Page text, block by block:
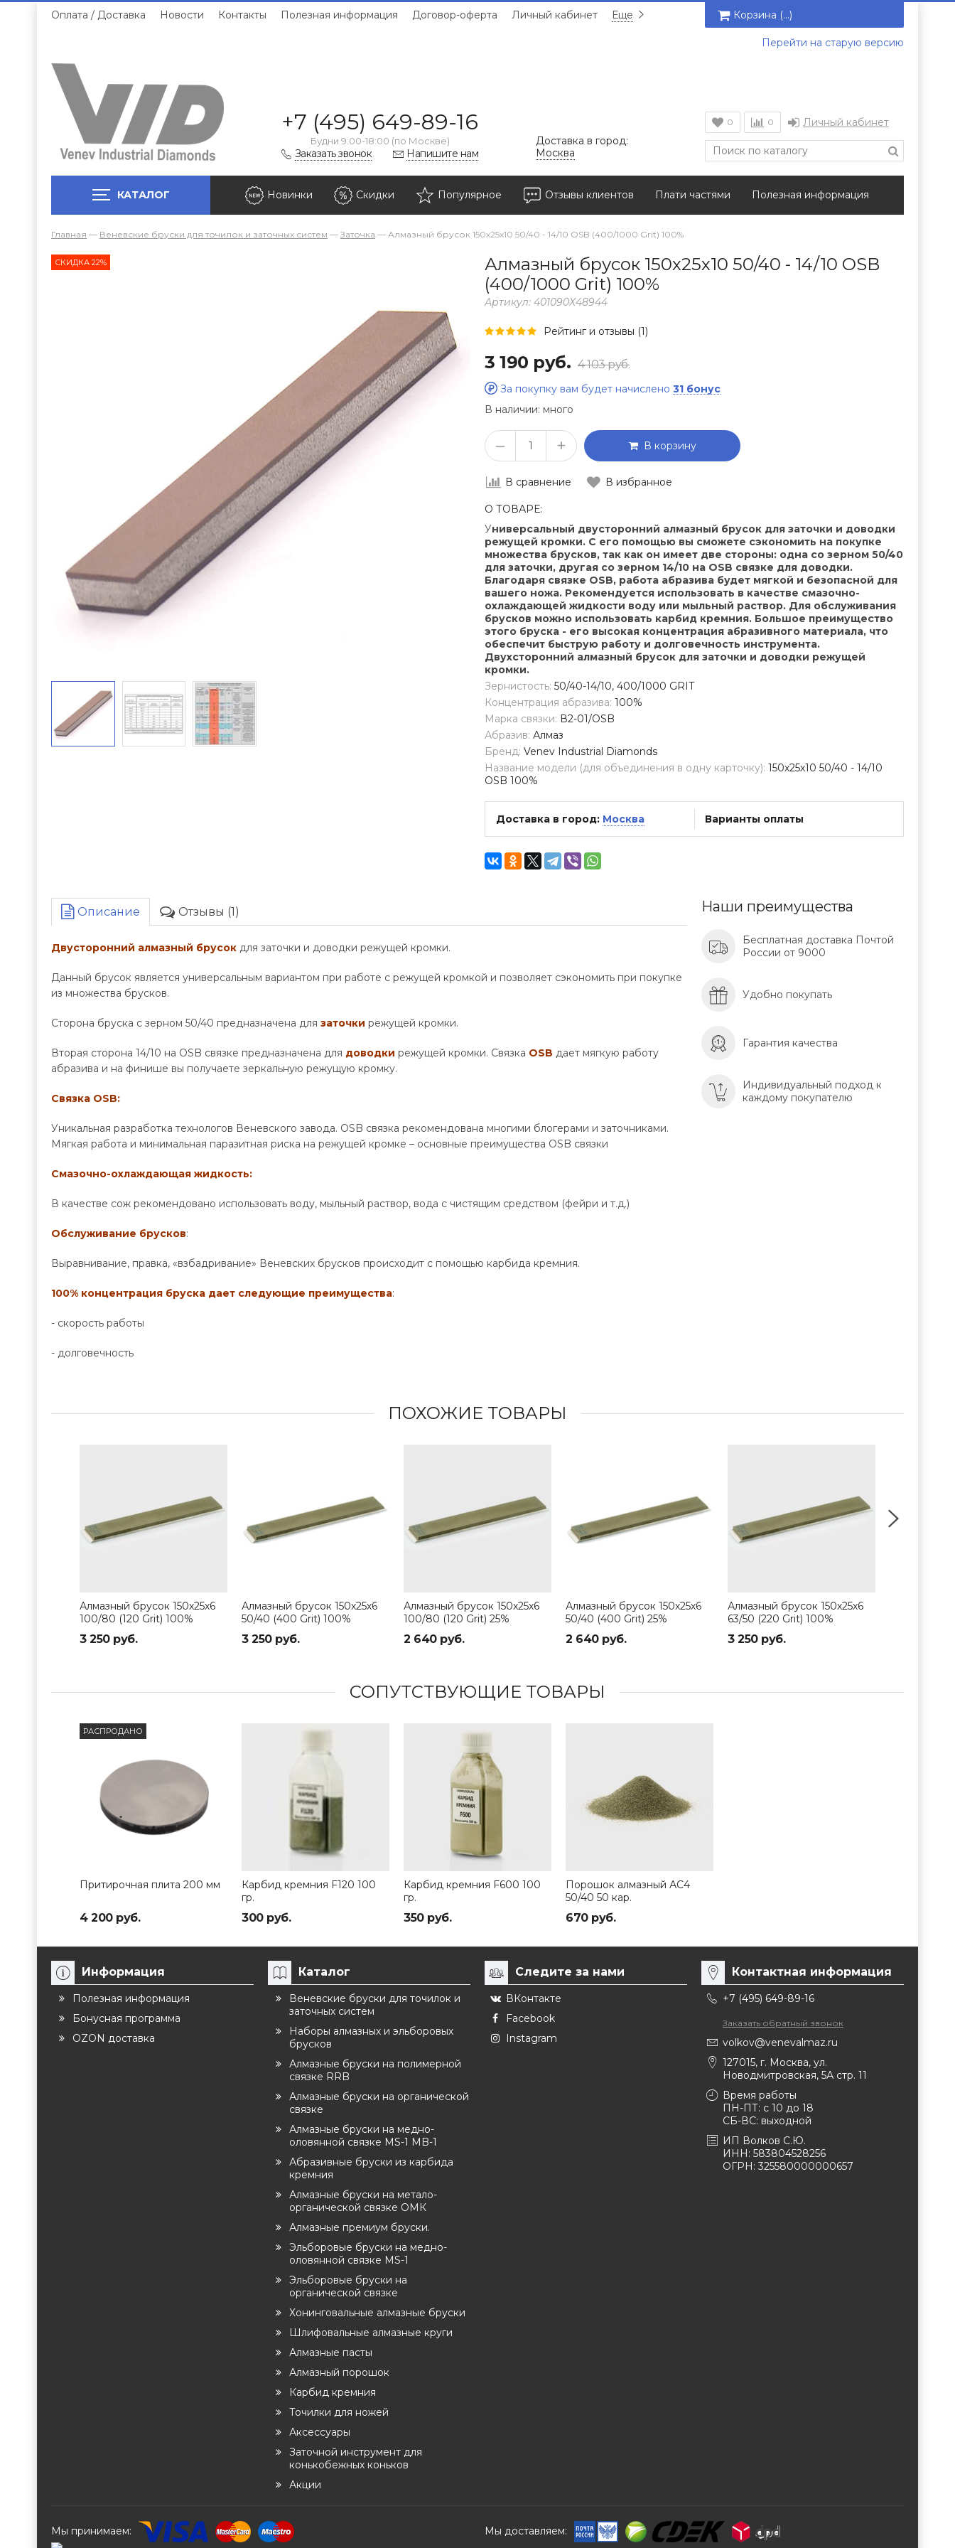
Оплата / Доставка Новости Контакты Полезная информация Договор-оферта Личный кабинет Еще Корзина (…)
Перейти на старую версию
+7 (495) 649-89-16
Будни 9:00-18:00 (по Москве)
Заказать звонок Напишите нам
Доставка в город:
Москва
0 0 Личный кабинет
КАТАЛОГ Новинки Скидки Популярное Отзывы клиентов Плати частями Полезная информация
Главная — Веневские бруски для точилок и заточных систем — Заточка — Алмазный брусок 150х25х10 50/40 - 14/10 OSB (400/1000 Grit) 100%
СКИДКА 22%
Алмазный брусок 150х25х10 50/40 - 14/10 OSB
(400/1000 Grit) 100%
Артикул: 401090Х48944
Рейтинг и отзывы (1)
3 190 руб. 4 103 руб.
За покупку вам будет начислено 31 бонус
В наличии: много
– + В корзину
В сравнение В избранное
О ТОВАРЕ:
Универсальный двусторонний алмазный брусок для заточки и доводки
режущей кромки. С его помощью вы сможете сэкономить на покупке
множества брусков, так как он имеет две стороны: одна со зерном 50/40
для заточки, другая со зерном 14/10 на OSB связке для доводки.
Благодаря связке OSB, работа абразива будет мягкой и безопасной для
вашего ножа. Рекомендуется использовать в качестве смазочно-
охлаждающей жидкости воду или мыльный раствор. Для обслуживания
брусков можно использовать карбид кремния. Большое преимущество
этого бруска - его высокая концентрация абразивного материала, что
обеспечит быструю работу и долговечность инструмента.
Двухсторонний алмазный брусок для заточки и доводки режущей
кромки.
Зернистость: 50/40-14/10, 400/1000 GRIT
Концентрация абразива: 100%
Марка связки: В2-01/OSB
Абразив: Алмаз
Бренд: Venev Industrial Diamonds
Название модели (для объединения в одну карточку): 150х25х10 50/40 - 14/10
OSB 100%
Доставка в город: Москва Варианты оплаты
Описание Отзывы (1)
Двусторонний алмазный брусок для заточки и доводки режущей кромки.
Данный брусок является универсальным вариантом при работе с режущей кромкой и позволяет сэкономить при покупке
из множества брусков.
Сторона бруска с зерном 50/40 предназначена для заточки режущей кромки.
Вторая сторона 14/10 на OSB связке предназначена для доводки режущей кромки. Связка OSB дает мягкую работу
абразива и на финише вы получаете зеркальную режущую кромку.
Связка OSB:
Уникальная разработка технологов Веневского завода. OSB связка рекомендована многими блогерами и заточниками.
Мягкая работа и минимальная паразитная риска на режущей кромке – основные преимущества OSB связки
Смазочно-охлаждающая жидкость:
В качестве сож рекомендовано использовать воду, мыльный раствор, вода с чистящим средством (фейри и т.д.)
Обслуживание брусков:
Выравнивание, правка, «взбадривание» Веневских брусков происходит с помощью карбида кремния.
100% концентрация бруска дает следующие преимущества:
- скорость работы
- долговечность
Наши преимущества
Бесплатная доставка Почтой
России от 9000
Удобно покупать
Гарантия качества
Индивидуальный подход к
каждому покупателю
ПОХОЖИЕ ТОВАРЫ
Алмазный брусок 150х25х6
100/80 (120 Grit) 100%
3 250 руб.
Алмазный брусок 150х25х6
50/40 (400 Grit) 100%
3 250 руб.
Алмазный брусок 150х25х6
100/80 (120 Grit) 25%
2 640 руб.
Алмазный брусок 150х25х6
50/40 (400 Grit) 25%
2 640 руб.
Алмазный брусок 150х25х6
63/50 (220 Grit) 100%
3 250 руб.
СОПУТСТВУЮЩИЕ ТОВАРЫ
РАСПРОДАНО
Притирочная плита 200 мм
4 200 руб.
Карбид кремния F120 100
гр.
300 руб.
Карбид кремния F600 100
гр.
350 руб.
Порошок алмазный АС4
50/40 50 кар.
670 руб.
Информация
Полезная информация
Бонусная программа
OZON доставка
Каталог
Веневские бруски для точилок и
заточных систем
Наборы алмазных и эльборовых
брусков
Алмазные бруски на полимерной
связке RRB
Алмазные бруски на органической
связке
Алмазные бруски на медно-
оловянной связке MS-1 MB-1
Абразивные бруски из карбида
кремния
Алмазные бруски на метало-
органической связке ОМК
Алмазные премиум бруски.
Эльборовые бруски на медно-
оловянной связке MS-1
Эльборовые бруски на
органической связке
Хонинговальные алмазные бруски
Шлифовальные алмазные круги
Алмазные пасты
Алмазный порошок
Карбид кремния
Точилки для ножей
Аксессуары
Заточной инструмент для
конькобежных коньков
Акции
Следите за нами
ВКонтакте
Facebook
Instagram
Контактная информация
+7 (495) 649-89-16
Заказать обратный звонок
volkov@venevalmaz.ru
127015, г. Москва, ул.
Новодмитровская, 5А стр. 11
Время работы
ПН-ПТ: с 10 до 18
СБ-ВС: выходной
ИП Волков С.Ю.
ИНН: 583804528256
ОГРН: 325580000000657
Мы принимаем: Мы доставляем: